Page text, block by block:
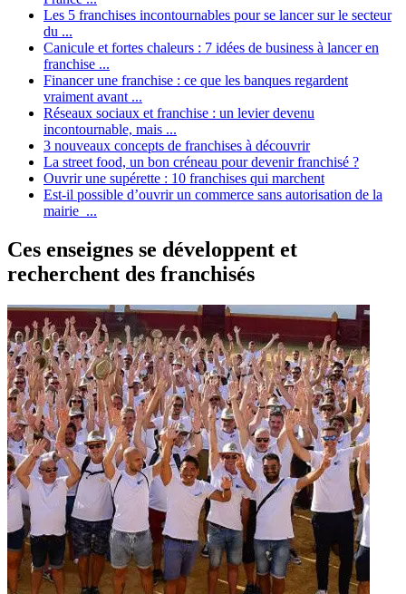
Les 5 franchises incontournables pour se lancer sur le secteur
du ...
Canicule et fortes chaleurs : 7 idées de business à lancer en
franchise ...
Financer une franchise : ce que les banques regardent
vraiment avant ...
Réseaux sociaux et franchise : un levier devenu
incontournable, mais ...
3 nouveaux concepts de franchises à découvrir
La street food, un bon créneau pour devenir franchisé ?
Ouvrir une supérette : 10 franchises qui marchent
Est-il possible d’ouvrir un commerce sans autorisation de la
mairie ...
Ces enseignes se développent et
recherchent des franchisés